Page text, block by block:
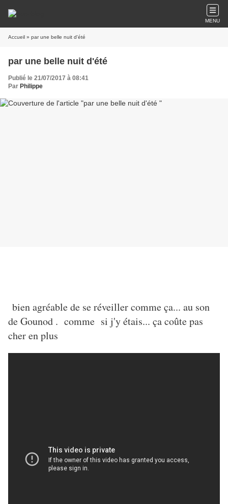
MENU
Accueil » par une belle nuit d'été
par une belle nuit d'été
Publié le 21/07/2017 à 08:41
Par Philippe
bien agréable de se réveiller comme ça... au son
de Gounod . comme si j'y étais... ça coûte pas
cher en plus